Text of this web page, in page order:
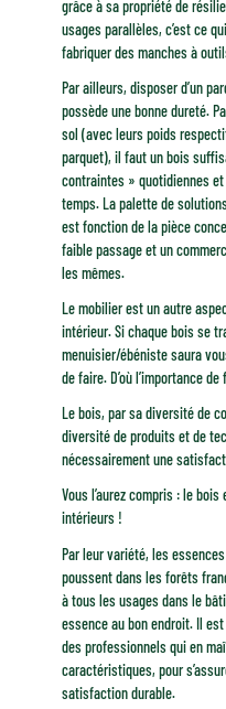
grâce à sa propriété de
usages parallèles, c’est ce
fabriquer des manches à
Par ailleurs, disposer d’un
possède une bonne dureté.
sol (avec leurs poids
parquet), il faut un bois
contraintes » quotidiennes
temps. La palette de
est fonction de la pièce
faible passage et un
les mêmes.
Le mobilier est un autre
intérieur. Si chaque bois se
menuisier/ébéniste saura
de faire. D’où l’importance
Le bois, par sa diversité de
diversité de produits et de
nécessairement une
Vous l’aurez compris : le
intérieurs !
Par leur variété, les
poussent dans les forêts
à tous les usages dans le
essence au bon endroit. Il
des professionnels qui en
caractéristiques, pour
satisfaction durable.